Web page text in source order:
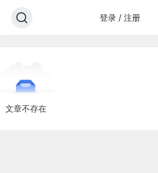
登录 / 注册
文章不存在